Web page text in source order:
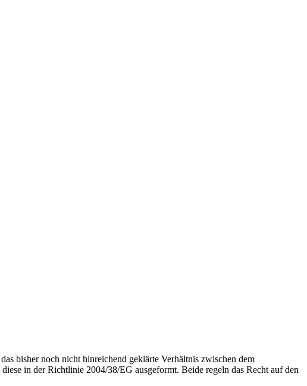
bisher noch nicht hinreichend geklärte Verhältnis zwischen dem
in der Richtlinie 2004/38/EG ausgeformt. Beide regeln das Recht auf den